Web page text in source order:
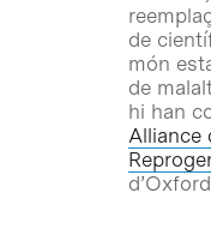
de
món
de
hi han
Alliance